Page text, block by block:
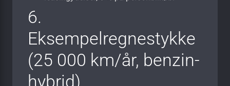
6.
Eksempelregnestykke
(25 000 km/år, benzin-
hybrid)